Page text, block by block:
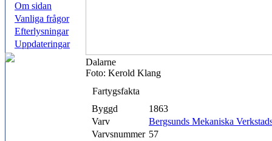
Om sidan
Vanliga frågor
Efterlysningar
Uppdateringar
Dalarne
Foto: Kerold Klang
Fartygsfakta
Byggd
1863
Varv
Bergsunds Mekaniska
Varvsnummer 57